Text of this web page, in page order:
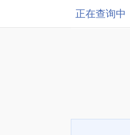
正在查询中